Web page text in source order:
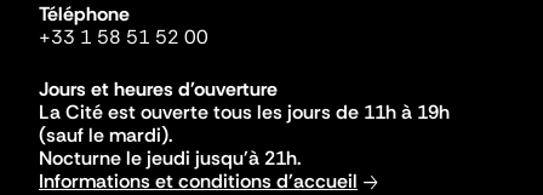
Téléphone
+33 1 58 51 52 00
Jours et heures d'ouverture
La Cité est ouverte tous les jours de 11h à 19h
(sauf le mardi).
Nocturne le jeudi jusqu'à 21h.
Informations et conditions d'accueil